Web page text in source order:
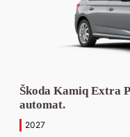
Škoda Kamiq Extra
automat.
2027